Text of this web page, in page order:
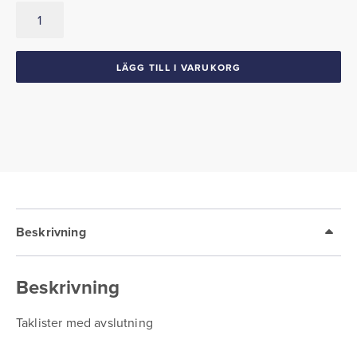
LÄGG TILL I VARUKORG
Beskrivning
Beskrivning
Taklister med avslutning